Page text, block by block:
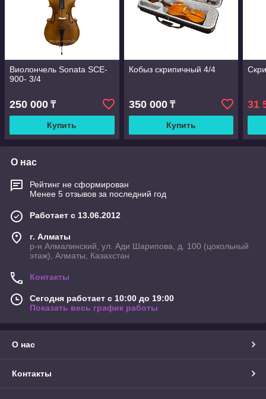
Виолончель Sonata SCE-
900- 3/4
250 000 ₸
Купить
Кобыз скрипичный 4/4
350 000₸
Купить
31
О нас
Рейтинг не сформирован
Менее 5 отзывов за последний год
Работает с 13.06.2012
г. Алматы
р-н Алмалинский, ул. Ади Шарипова, д. 100 (цокольный
этаж), Алматы, Казахстан
Контакты
Сегодня работает с 10:00 до 19:00
Показать весь график работы
О нас
Контакты